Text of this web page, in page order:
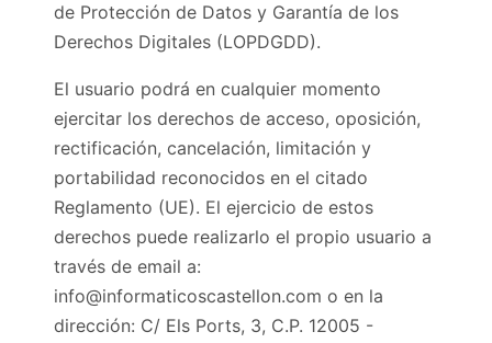
de Protección de Datos y Garantía de los
Derechos Digitales (LOPDGDD).
El usuario podrá en cualquier momento
ejercitar los derechos de acceso, oposición,
rectificación, cancelación, limitación y
portabilidad reconocidos en el citado
Reglamento (UE). El ejercicio de estos
derechos puede realizarlo el propio usuario a
través de email a:
info@informaticoscastellon.com o en la
dirección: C/ Els Ports, 3, C.P. 12005 -